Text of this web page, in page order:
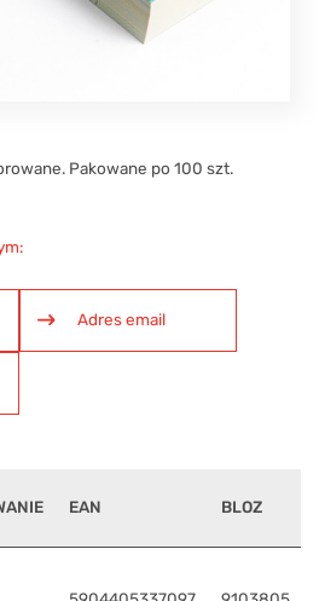
Pakowane po 100 szt.
Adres email
EAN BLOZ